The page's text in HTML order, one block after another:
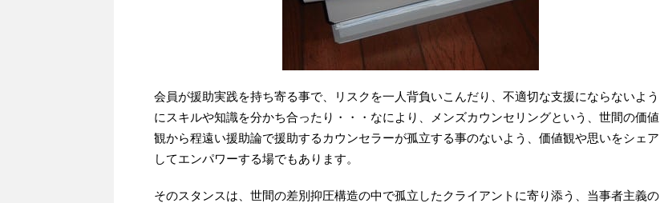
会員が援助実践を持ち寄る事で、リスクを一人背負いこんだり、不適切な支援にならないよう
にスキルや知識を分かち合ったり・・・なにより、メンズカウンセリングという、世間の価値
観から程遠い援助論で援助するカウンセラーが孤立する事のないよう、価値観や思いをシェア
してエンパワーする場でもあります。
そのスタンスは、世間の差別抑圧構造の中で孤立したクライアントに寄り添う、当事者主義の